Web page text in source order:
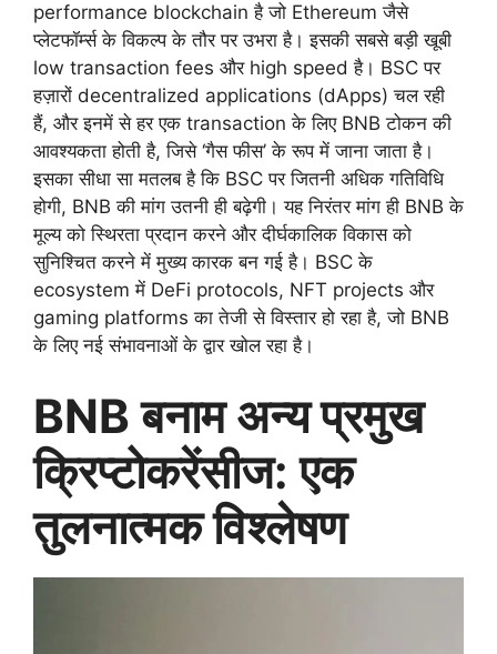
performance blockchain है जो Ethereum जैसे
प्लेटफॉर्म्स के विकल्प के तौर पर उभरा है। इसकी सबसे बड़ी खूबी
low transaction fees और high speed है। BSC पर
हज़ारों decentralized applications (dApps) चल रही
हैं, और इनमें से हर एक transaction के लिए BNB टोकन की
आवश्यकता होती है, जिसे ‘गैस फीस’ के रूप में जाना जाता है।
इसका सीधा सा मतलब है कि BSC पर जितनी अधिक गतिविधि
होगी, BNB की मांग उतनी ही बढ़ेगी। यह निरंतर मांग ही BNB के
मूल्य को स्थिरता प्रदान करने और दीर्घकालिक विकास को
सुनिश्चित करने में मुख्य कारक बन गई है। BSC के
ecosystem में DeFi protocols, NFT projects और
gaming platforms का तेजी से विस्तार हो रहा है, जो BNB
के लिए नई संभावनाओं के द्वार खोल रहा है।
BNB बनाम अन्य प्रमुख
क्रिप्टोकरेंसीज: एक
तुलनात्मक विश्लेषण